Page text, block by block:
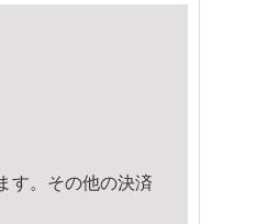
す。その他の決済